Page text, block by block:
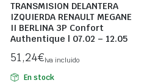
TRANSMISION DELANTERA
IZQUIERDA RENAULT MEGANE
II BERLINA 3P Confort
Authentique | 07.02 – 12.05
51,24€Iva incluido
En stock